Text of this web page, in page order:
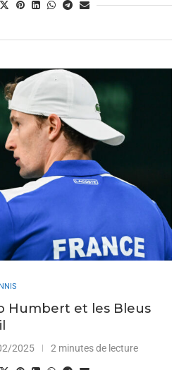
Humbert et les Bleus
2025 2 minutes de lecture